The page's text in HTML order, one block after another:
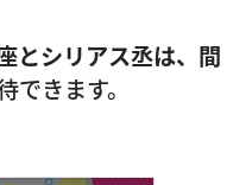
とシリアス丞は、間
できます。